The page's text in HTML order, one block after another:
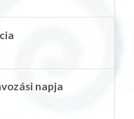
napja